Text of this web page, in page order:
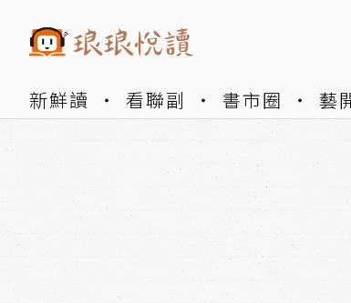
新鮮讀 看聯副 書市圈 藝